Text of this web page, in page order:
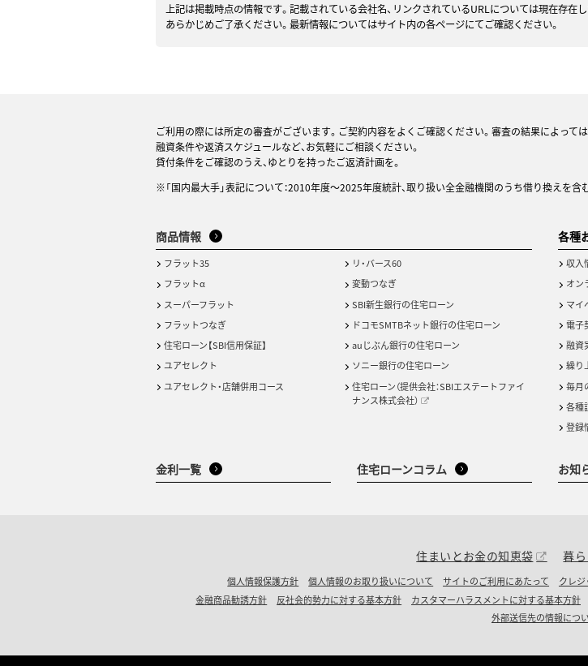
上記は掲載時点の情報です。記載されている会社名、リンクされているURLについては現在存在
あらかじめご了承ください。最新情報についてはサイト内の各ページにてご確認ください。
ご利用の際には所定の審査がございます。ご契約内容をよくご確認ください。審査の結果によって
融資条件や返済スケジュールなど、お気軽にご相談ください。
貸付条件をご確認のうえ、ゆとりを持ったご返済計画を。
※「国内最大手」表記について：2010年度～2025年度統計、取り扱い全金融機関のうち借り換えを含
商品情報
フラット35
フラットα
スーパーフラット
フラットつなぎ
住宅ローン【SBI信用保証】
ユアセレクト
ユアセレクト・店舗併用コース
リ・バース60
変動つなぎ
SBI新生銀行の住宅ローン
ドコモSMTBネット銀行の住宅ローン
auじぶん銀行の住宅ローン
ソニー銀行の住宅ローン
住宅ローン（提供会社：SBIエステートファイ
ナンス株式会社）
各種
収入
オン
マイ
電子
融資
繰り
毎月
各種
登録
金利一覧 住宅ローンコラム お知
住まいとお金の知恵袋 暮
個人情報保護方針 個人情報のお取り扱いについて サイトのご利用にあたって クレ
金融商品勧誘方針
反社会的勢力に対する基本方針 カスタマーハラスメントに対する基本方針
外部送信先の情報につ